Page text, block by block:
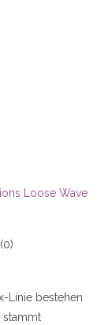
Loose Wave
(0)
Linie bestehen
stammt